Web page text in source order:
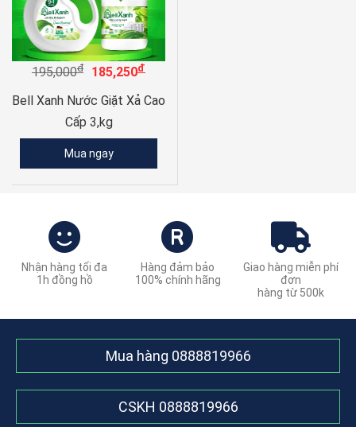
195,000đ 185,250đ
Bell Xanh Nước Giặt Xả Cao
Cấp 3,kg
Mua ngay
Nhận hàng tối đa
1h đồng hồ
Hàng đảm bảo
100% chính hãng
Giao hàng miễn phí
đơn
hàng từ 500k
Mua hàng 0888819966
CSKH 0888819966